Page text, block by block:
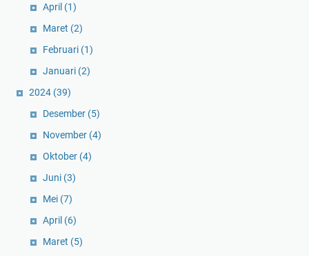
April (1)
Maret (2)
Februari (1)
Januari (2)
2024 (39)
Desember (5)
November (4)
Oktober (4)
Juni (3)
Mei (7)
April (6)
Maret (5)